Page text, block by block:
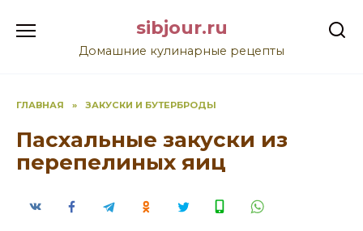
содержанию
sibjour.ru
Домашние кулинарные рецепты
ГЛАВНАЯ » ЗАКУСКИ И БУТЕРБРОДЫ
Пасхальные закуски из
перепелиных яиц